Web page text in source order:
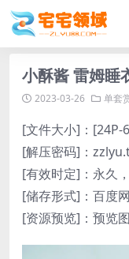
小酥酱 雷姆睡
2023-03-26 单套
[文件大小]：[24P-
[解压密码]：
[有效时定]：永久
[储存形式]：百度
[资源预览]：预览